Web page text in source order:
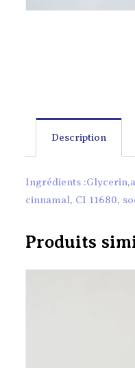
Description
Ingrédients
cinnamal, CI 11680,
Produits